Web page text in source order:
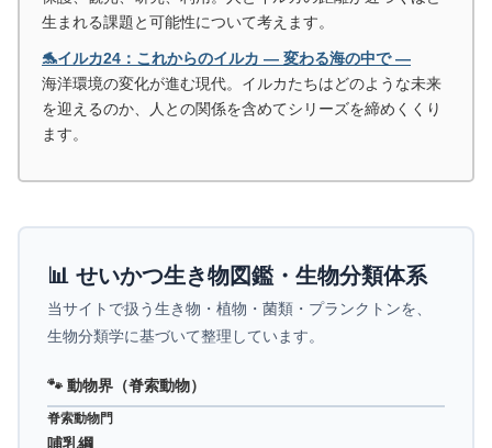
生まれる課題と可能性について考えます。
🐬イルカ24：これからのイルカ ― 変わる海の中で ―
海洋環境の変化が進む現代。イルカたちはどのような未来
を迎えるのか、人との関係を含めてシリーズを締めくくり
ます。
📊 せいかつ生き物図鑑・生物分類体系
当サイトで扱う生き物・植物・菌類・プランクトンを、
生物分類学に基づいて整理しています。
🐾 動物界（脊索動物）
脊索動物門
哺乳綱